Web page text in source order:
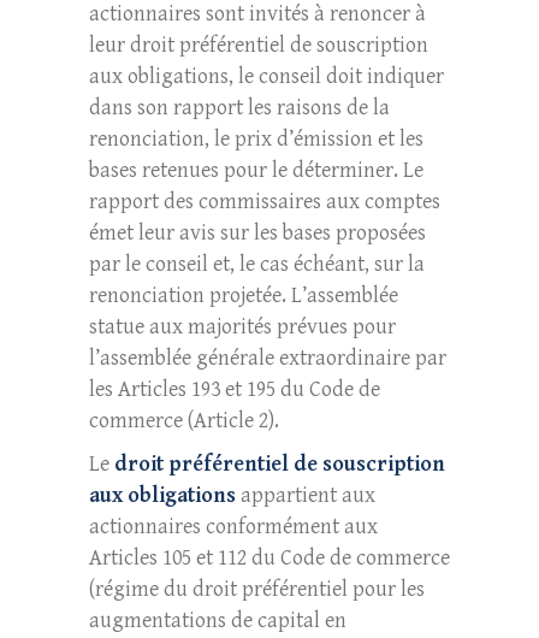
actionnaires sont invités à renoncer à
leur droit préférentiel de souscription
aux obligations, le conseil doit indiquer
dans son rapport les raisons de la
renonciation, le prix d’émission et les
bases retenues pour le déterminer. Le
rapport des commissaires aux comptes
émet leur avis sur les bases proposées
par le conseil et, le cas échéant, sur la
renonciation projetée. L’assemblée
statue aux majorités prévues pour
l’assemblée générale extraordinaire par
les Articles 193 et 195 du Code de
commerce (Article 2).
Le droit préférentiel de souscription
aux obligationsappartient aux
actionnaires conformément aux
Articles 105 et 112 du Code de commerce
(régime du droit préférentiel pour les
augmentations de capital en